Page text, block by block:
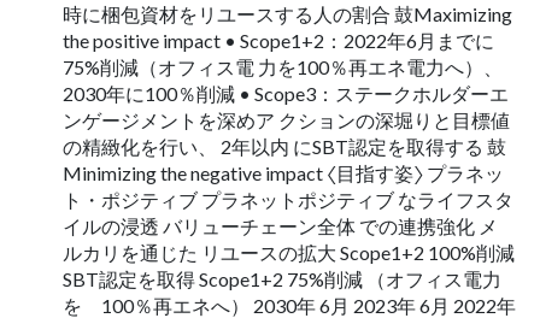
時に梱包資材をリユースする⼈の割合 ⿎Maximizing
the positive impact • Scope1+2：2022年6⽉までに
75%削減（オフィス電 ⼒を100％再エネ電⼒へ）、
2030年に100％削減 • Scope3：ステークホルダーエ
ンゲージメントを深めア クションの深堀りと⽬標値
の精緻化を⾏い、 2年以内 にSBT認定を取得する ⿎
Minimizing the negative impact 〈⽬指す姿〉 プラネッ
ト・ポジティブ プラネットポジティブ なライフスタ
イルの浸透 バリューチェーン全体 での連携強化 メ
ルカリを通じた リユースの拡⼤ Scope1+2 100%削減
SBT認定を取得 Scope1+2 75%削減 （オフィス電⼒
を 100％再エネへ） 2030年 6⽉ 2023年 6⽉ 2022年